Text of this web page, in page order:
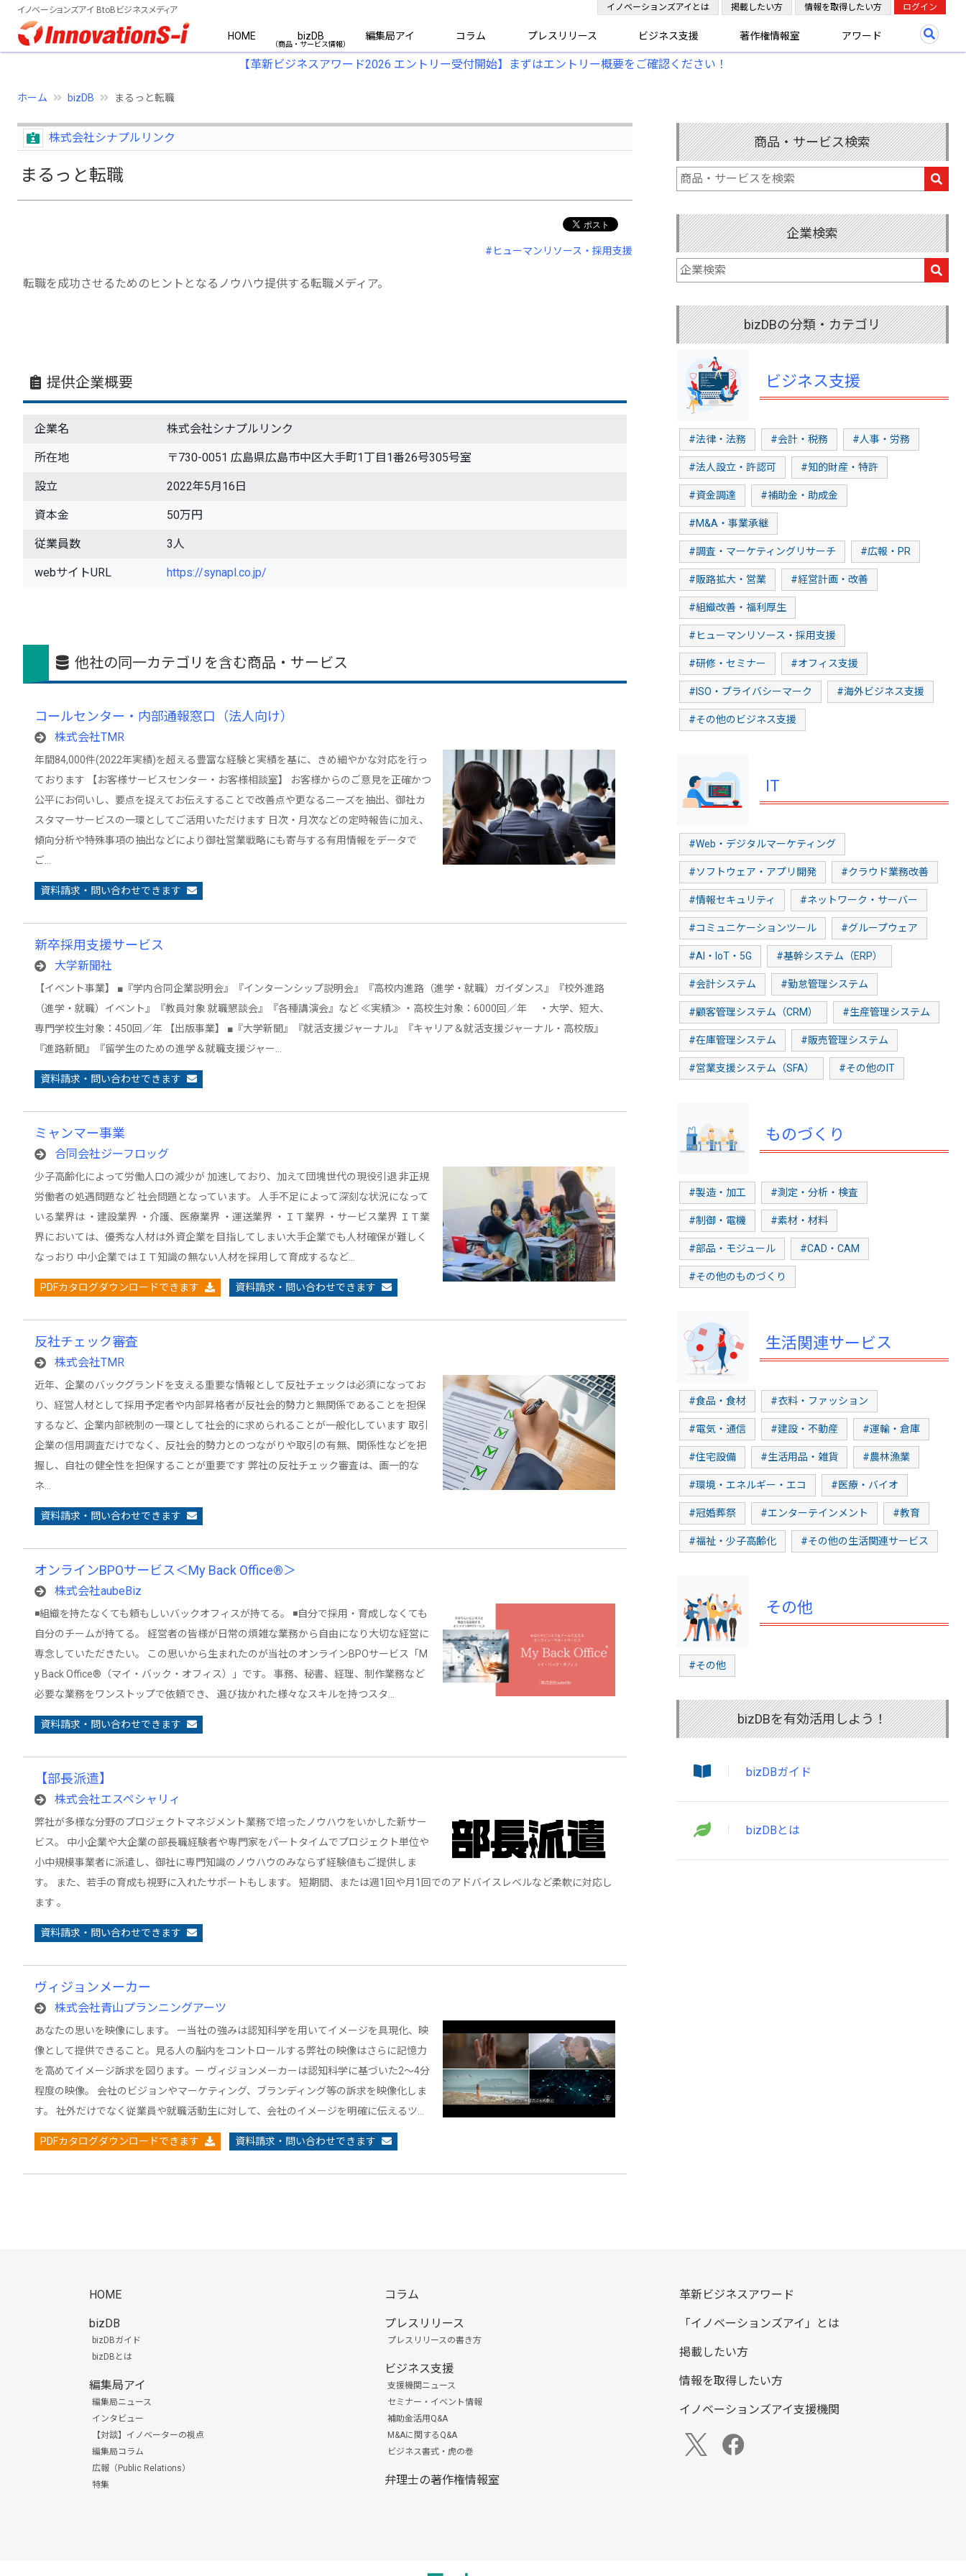
イノベーションズアイ BtoBビジネスメディア
HOME bizDB 編集局アイ コラム プレスリリース ビジネス支援 著作権情報室 アワード
イノベーションズアイとは 掲載したい方 情報を取得したい方 ログイン
【革新ビジネスアワード2026 エントリー受付開始】まずはエントリー概要をご確認ください！
ホーム bizDB まるっと転職
株式会社シナプルリンク
まるっと転職
#ヒューマンリソース・採用支援
転職を成功させるためのヒントとなるノウハウ提供する転職メディア。
提供企業概要
企業名 株式会社シナプルリンク
所在地 〒730-0051 広島県広島市中区大手町1丁目1番26号305号室
設立 2022年5月16日
資本金 50万円
従業員数 3人
webサイトURL https://synapl.co.jp/
他社の同一カテゴリを含む商品・サービス
コールセンター・内部通報窓口（法人向け）
株式会社TMR
年間84,000件(2022年実績)を超える豊富な経験と実績を基に、きめ細やかな対応を行っ
ております 【お客様サービスセンター・お客様相談室】 お客様からのご意見を正確かつ
公平にお伺いし、要点を捉えてお伝えすることで改善点や更なるニーズを抽出、御社カ
スタマーサービスの一環としてご活用いただけます 日次・月次などの定時報告に加え、
傾向分析や特殊事項の抽出などにより御社営業戦略にも寄与する有用情報をデータで
ご…
資料請求・問い合わせできます
新卒採用支援サービス
大学新聞社
【イベント事業】 ■『学内合同企業説明会』『インターンシップ説明会』『高校内進路（進学・就職）ガイダンス』『校外進路
（進学・就職）イベント』『教員対象 就職懇談会』『各種講演会』など ≪実績≫ ・高校生対象：6000回／年 ・大学、短大、
専門学校生対象：450回／年 【出版事業】 ■『大学新聞』『就活支援ジャーナル』『キャリア＆就活支援ジャーナル・高校版』
『進路新聞』『留学生のための進学＆就職支援ジャー…
資料請求・問い合わせできます
ミャンマー事業
合同会社ジーフロッグ
少子高齢化によって労働人口の減少が 加速しており、加えて団塊世代の現役引退 非正規
労働者の処遇問題など 社会問題となっています。 人手不足によって深刻な状況になって
いる業界は ・建設業界 ・介護、医療業界 ・運送業界 ・ＩＴ業界 ・サービス業界 ＩＴ業
界においては、優秀な人材は外資企業を目指してしまい大手企業でも人材確保が難しく
なっおり 中小企業ではＩＴ知識の無ない人材を採用して育成するなど…
PDFカタログダウンロードできます 資料請求・問い合わせできます
反社チェック審査
株式会社TMR
近年、企業のバックグランドを支える重要な情報として反社チェックは必須になってお
り、経営人材として採用予定者や内部昇格者が反社会的勢力と無関係であることを担保
するなど、企業内部統制の一環として社会的に求められることが一般化しています 取引
企業の信用調査だけでなく、反社会的勢力とのつながりや取引の有無、関係性などを把
握し、自社の健全性を担保することが重要です 弊社の反社チェック審査は、画一的な
ネ…
資料請求・問い合わせできます
オンラインBPOサービス＜My Back Office®︎＞
株式会社aubeBiz
◾️組織を持たなくても頼もしいバックオフィスが持てる。 ◾️自分で採用・育成しなくても
自分のチームが持てる。 経営者の皆様が日常の煩雑な業務から自由になり大切な経営に
専念していただきたい。 この思いから生まれたのが当社のオンラインBPOサービス「M
y Back Office®︎（マイ・バック・オフィス）」です。 事務、秘書、経理、制作業務など
必要な業務をワンストップで依頼でき、 選び抜かれた様々なスキルを持つスタ…
資料請求・問い合わせできます
【部長派遣】
株式会社エスペシャリィ
弊社が多様な分野のプロジェクトマネジメント業務で培ったノウハウをいかした新サー
ビス。 中小企業や大企業の部長職経験者や専門家をパートタイムでプロジェクト単位や
小中規模事業者に派遣し、御社に専門知識のノウハウのみならず経験値もご提供しま
す。 また、若手の育成も視野に入れたサポートもします。 短期間、または週1回や月1回でのアドバイスレベルなど柔軟に対応し
ます 。
資料請求・問い合わせできます
ヴィジョンメーカー
株式会社青山プランニングアーツ
あなたの思いを映像にします。 ー当社の強みは認知科学を用いてイメージを具現化、映
像として提供できること。見る人の脳内をコントロールする弊社の映像はさらに記憶力
を高めてイメージ訴求を図ります。ー ヴィジョンメーカーは認知科学に基づいた2～4分
程度の映像。 会社のビジョンやマーケティング、ブランディング等の訴求を映像化しま
す。 社外だけでなく従業員や就職活動生に対して、会社のイメージを明確に伝えるツ…
PDFカタログダウンロードできます 資料請求・問い合わせできます
商品・サービス検索
企業検索
bizDBの分類・カテゴリ
ビジネス支援
#法律・法務 #会計・税務 #人事・労務
#法人設立・許認可 #知的財産・特許
#資金調達 #補助金・助成金
#M&A・事業承継
#調査・マーケティングリサーチ #広報・PR
#販路拡大・営業 #経営計画・改善
#組織改善・福利厚生
#ヒューマンリソース・採用支援
#研修・セミナー #オフィス支援
#ISO・プライバシーマーク #海外ビジネス支援
#その他のビジネス支援
IT
#Web・デジタルマーケティング
#ソフトウェア・アプリ開発 #クラウド業務改善
#情報セキュリティ #ネットワーク・サーバー
#コミュニケーションツール #グループウェア
#AI・IoT・5G #基幹システム（ERP）
#会計システム #勤怠管理システム
#顧客管理システム（CRM） #生産管理システム
#在庫管理システム #販売管理システム
#営業支援システム（SFA） #その他のIT
ものづくり
#製造・加工 #測定・分析・検査
#制御・電機 #素材・材料
#部品・モジュール #CAD・CAM
#その他のものづくり
生活関連サービス
#食品・食材 #衣料・ファッション
#電気・通信 #建設・不動産 #運輸・倉庫
#住宅設備 #生活用品・雑貨 #農林漁業
#環境・エネルギー・エコ #医療・バイオ
#冠婚葬祭 #エンターテインメント #教育
#福祉・少子高齢化 #その他の生活関連サービス
その他
#その他
bizDBを有効活用しよう！
bizDBガイド
bizDBとは
HOME
bizDB
bizDBガイド
bizDBとは
編集局アイ
編集局ニュース
インタビュー
【対談】イノベーターの視点
編集局コラム
広報（Public Relations）
特集
コラム
プレスリリース
プレスリリースの書き方
ビジネス支援
支援機関ニュース
セミナー・イベント情報
補助金活用Q&A
M&Aに関するQ&A
ビジネス書式・虎の巻
弁理士の著作権情報室
革新ビジネスアワード
「イノベーションズアイ」とは
掲載したい方
情報を取得したい方
イノベーションズアイ支援機関